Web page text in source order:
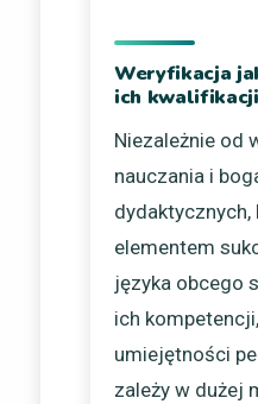
Weryfikacja
ich kwalifikacji
Niezależnie od
nauczania i
elementem
języka obcego
ich
umiejętności
zależy w dużej